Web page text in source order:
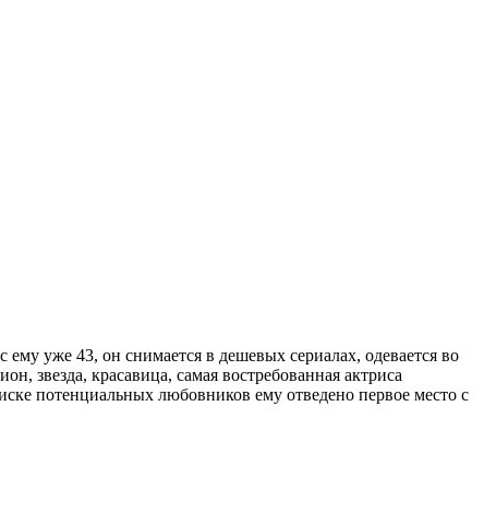
уже 43, он снимается в дешевых сериалах, одевается во
звезда, красавица, самая востребованная актриса
потенциальных любовников ему отведено первое место с